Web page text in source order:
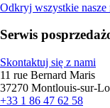
Odkryj wszystkie nasze
Serwis
Skontaktuj się z nami
11 rue Bernard Maris
37270 Montlouis-sur-
+33 1 86 47 62 58